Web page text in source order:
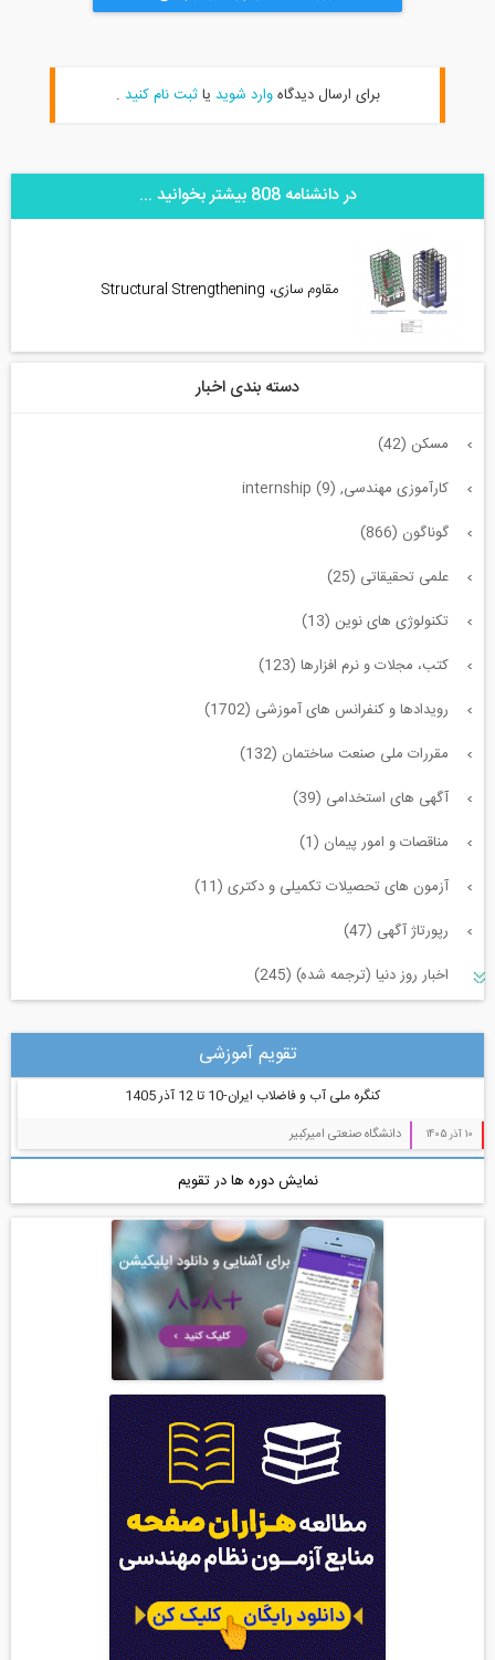
برای ارسال دیدگاهوارد شویدیا ثبت نام کنید.
در دانشنامه 808 بیشتر بخوانید ...
مقاوم سازی، Structural Strengthening
دسته بندی اخبار
مسکن (42)
کارآموزی مهندسی, internship (9)
گوناگون (866)
علمی تحقیقاتی (25)
تکنولوژی های نوین (13)
کتب، مجلات و نرم افزارها (123)
رویدادها و کنفرانس های آموزشی (1702)
مقررات ملی صنعت ساختمان (132)
آگهی های استخدامی (39)
مناقصات و امور پیمان (1)
آزمون های تحصیلات تکمیلی و دکتری (11)
رپورتاژ آگهی (47)
اخبار روز دنیا (ترجمه شده) (245)
آب، راه، محیط زیست (91)
تقویم آموزشی
کنگره ملی آب و فاضلاب ایران-10 تا 12 آذر 1405
دانشگاه صنعتی امیرکبیر
نمایش دوره ها در تقویم